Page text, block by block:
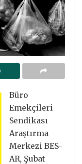
Büro
Emekçileri
Sendikası
Araştırma
Merkezi BES-
AR, Şubat